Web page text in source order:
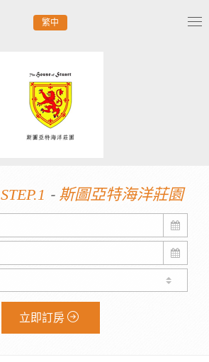
繁中
STEP.1 - 斯圖亞特海洋莊園
立即訂房